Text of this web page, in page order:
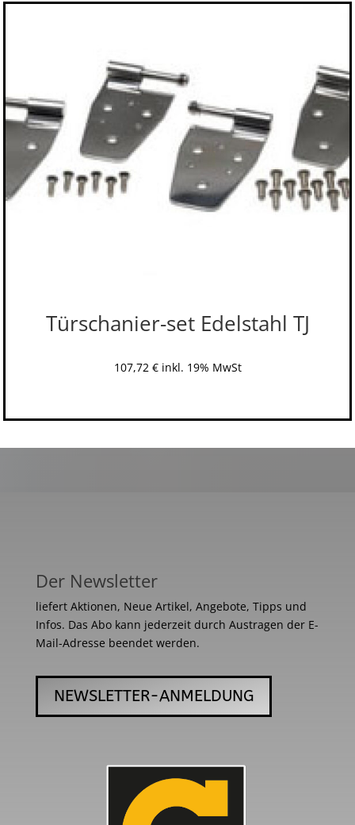
Türschanier-set Edelstahl TJ
107,72 € inkl. 19% MwSt
Der Newsletter
liefert Aktionen, Neue Artikel, Angebote, Tipps und
Infos. Das Abo kann jederzeit durch Austragen der E-
Mail-Adresse beendet werden.
NEWSLETTER-ANMELDUNG